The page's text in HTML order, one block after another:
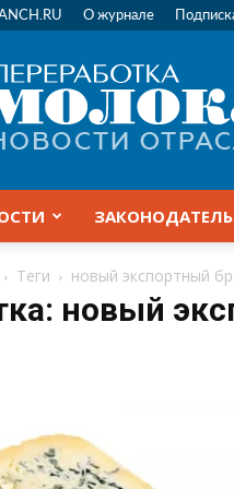
О журнале
Переработка
молока
|
Новости
Теги новый экспортный
новый